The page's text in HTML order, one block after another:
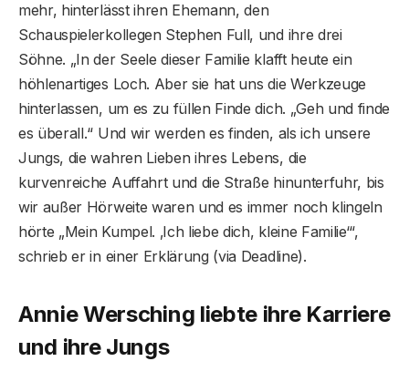
mehr, hinterlässt ihren Ehemann, den
Schauspielerkollegen Stephen Full, und ihre drei
Söhne. „In der Seele dieser Familie klafft heute ein
höhlenartiges Loch. Aber sie hat uns die Werkzeuge
hinterlassen, um es zu füllen Finde dich. „Geh und finde
es überall.“ Und wir werden es finden, als ich unsere
Jungs, die wahren Lieben ihres Lebens, die
kurvenreiche Auffahrt und die Straße hinunterfuhr, bis
wir außer Hörweite waren und es immer noch klingeln
hörte „Mein Kumpel. ‚Ich liebe dich, kleine Familie‘“,
schrieb er in einer Erklärung (via Deadline).
Annie Wersching liebte ihre Karriere
und ihre Jungs